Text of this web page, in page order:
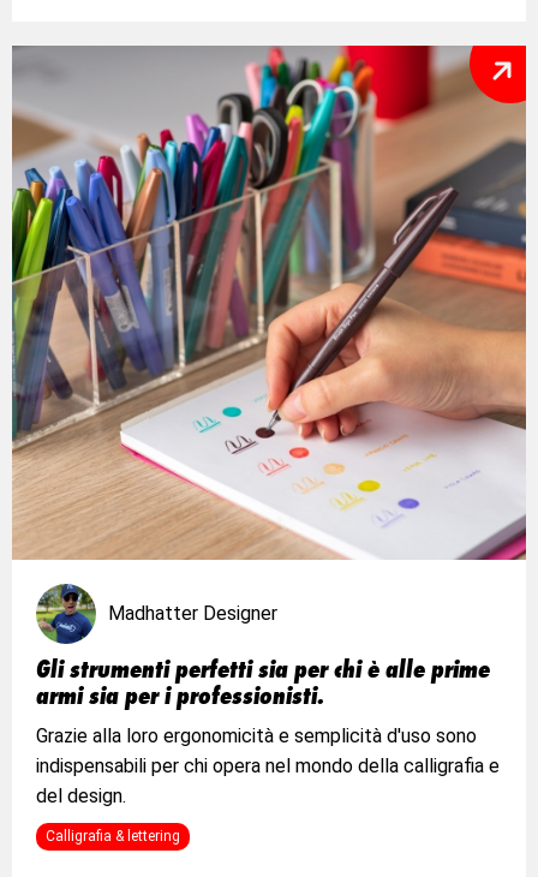
Madhatter Designer
Gli strumenti perfetti sia per chi è alle prime
armi sia per i professionisti.
Grazie alla loro ergonomicità e semplicità d'uso sono
indispensabili per chi opera nel mondo della calligrafia e
del design.
Calligrafia & lettering